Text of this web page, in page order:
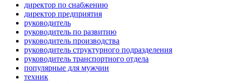
директор по снабжению
директор предприятия
руководитель
руководитель по развитию
руководитель производства
руководитель структурного подразделения
руководитель транспортного отдела
популярные для мужчин
техник